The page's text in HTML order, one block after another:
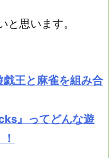
思います。
王と麻雀を組み合
』ってどんな遊